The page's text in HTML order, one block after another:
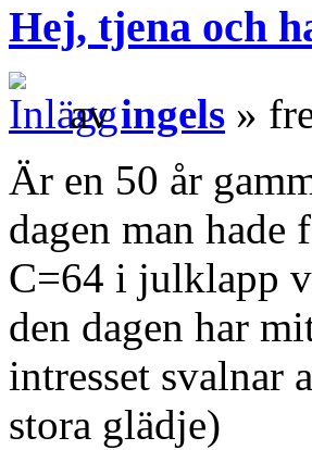
Hej, tjena och
avingels »
Är en 50 år
dagen man hade
C=64 i julklapp
den dagen har
intresset svalnar
stora glädje)